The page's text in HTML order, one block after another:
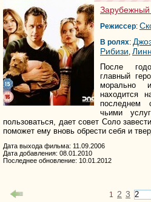
Режиссер:
В ролях:
Рибизи,
После
главный
морально
находится
последнем
чьими
пользоваться, дает совет Соло
поможет ему вновь обрести себя и
Дата выхода фильма: 11.09.2006
Дата добавления: 08.01.2010
Последнее обновление: 10.01.2012
1 2 3